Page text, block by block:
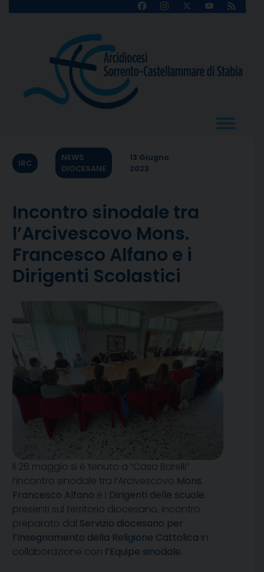
FacebookInstagram
X
YouTube
Feed
IRC
NEWS
DIOCESANE
13 Giugno
2023
Incontro sinodale tra
l’Arcivescovo Mons.
Francesco Alfano e i
Dirigenti Scolastici
Il 26 maggio si è tenuto a “Casa Barelli”
l’incontro sinodale tra l’Arcivescovo Mons.
Francesco Alfano e i Dirigenti delle scuole
presenti sul territorio diocesano, incontro
preparato dal Servizio diocesano per
l’Insegnamento della Religione Cattolica in
collaborazione con l’Equipe sinodale.